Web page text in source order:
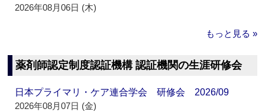
2026年08月06日 (木)
もっと見る »
薬剤師認定制度認証機構 認証機関の生涯研修会
日本プライマリ・ケア連合学会 研修会 2026/09
2026年08月07日 (金)